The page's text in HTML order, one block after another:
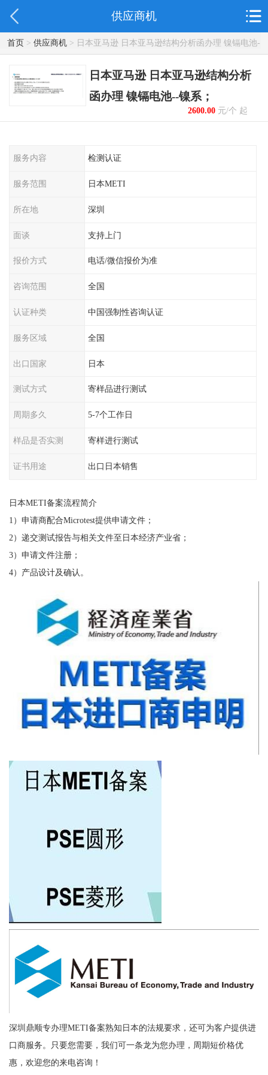
供应商机
首页> 供应商机> 日本亚马逊 日本亚马逊结构分析函办理 镍镉电池-
-镍系；
日本亚马逊 日本亚马逊结构分析
函办理 镍镉电池--镍系；
2600.00元/个 起
服务内容 检测认证
服务范围 日本METI
所在地 深圳
面谈 支持上门
报价方式 电话/微信报价为准
咨询范围 全国
认证种类 中国强制性咨询认证
服务区域 全国
出口国家 日本
测试方式 寄样品进行测试
周期多久 5-7个工作日
样品是否实测 寄样进行测试
证书用途 出口日本销售
日本METI备案流程简介
1）申请商配合Microtest提供申请文件；
2）递交测试报告与相关文件至日本经济产业省；
3）申请文件注册；
4）产品设计及确认。
深圳鼎顺专办理METI备案熟知日本的法规要求，还可为客户提供进
口商服务。只要您需要，我们可一条龙为您办理，周期短价格优
惠，欢迎您的来电咨询！